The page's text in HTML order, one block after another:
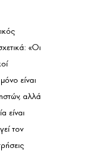
«Οι
είναι
αλλά
είναι
τον